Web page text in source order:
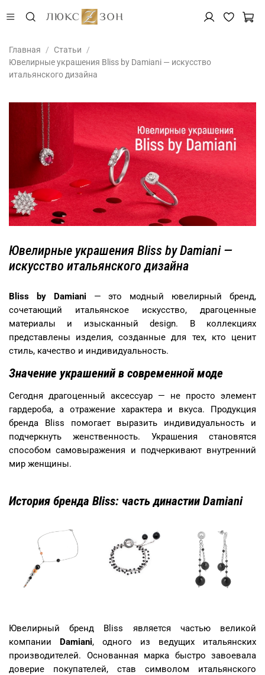
Главная
Статьи
Ювелирные украшения Bliss by Damiani — искусство
итальянского дизайна
Ювелирные украшения Bliss by Damiani —
искусство итальянского дизайна
Bliss by Damiani — это модный ювелирный бренд,
сочетающий итальянское искусство, драгоценные
материалы и изысканный design. В коллекциях
представлены изделия, созданные для тех, кто ценит
стиль, качество и индивидуальность.
Значение украшений в современной моде
Сегодня драгоценный аксессуар — не просто элемент
гардероба, а отражение характера и вкуса. Продукция
бренда Bliss помогает выразить индивидуальность и
подчеркнуть женственность. Украшения становятся
способом самовыражения и подчеркивают внутренний
мир женщины.
История бренда Bliss: часть династии Damiani
Ювелирный бренд Bliss является частью великой
компании Damiani, одного из ведущих итальянских
производителей. Основанная марка быстро завоевала
доверие покупателей, став символом итальянского